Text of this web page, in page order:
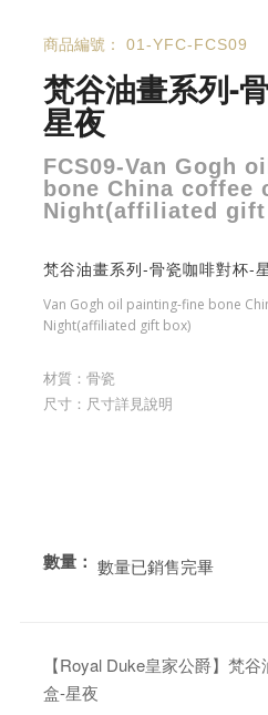
商品編號： 01-YFC-FCS09
梵谷油畫系列-
星夜
FCS09-Van Gogh
bone China coffee
Night(affiliated gift
梵谷油畫系列-骨瓷咖啡對杯-
Van Gogh oil painting-fine bone
Night(affiliated gift box)
材質：骨瓷
尺寸：尺寸詳見說明
數量： 數量已銷售完畢
【Royal Duke皇家公爵】梵
盒-星夜